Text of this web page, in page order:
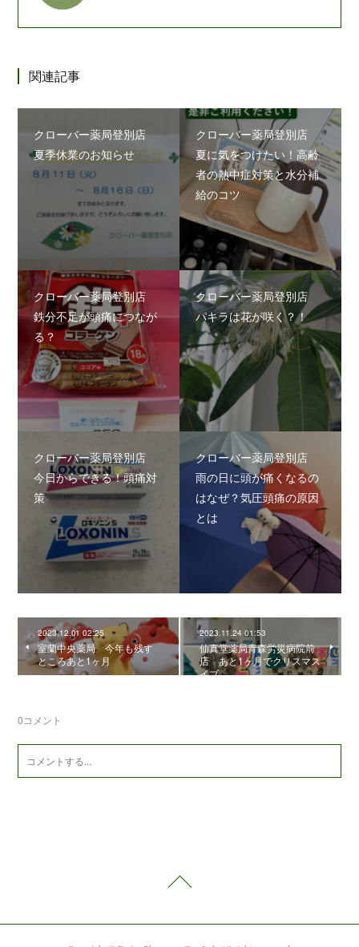
関連記事
クローバー薬局登別店
夏季休業のお知らせ
クローバー薬局登別店
夏に気をつけたい！高齢
者の熱中症対策と水分補
給のコツ
クローバー薬局登別店
鉄分不足が頭痛につなが
る？
クローバー薬局登別店
パキラは花が咲く？！
クローバー薬局登別店
今日からできる！頭痛対
策
クローバー薬局登別店
雨の日に頭が痛くなるの
はなぜ？気圧頭痛の原因
とは
2023.12.01 02:25
室蘭中央薬局 今年も残す
ところあと1ヶ月
2023.11.24 01:53
仙真堂薬局青森労災病院前
店 あと1ヶ月でクリスマス
イブ
0コメント